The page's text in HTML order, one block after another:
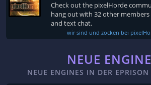
Check out the pixelHorde
hang out with 32 other
and text chat.
wir sind und zocken bei
NEUE
NEUE ENGINES IN DER